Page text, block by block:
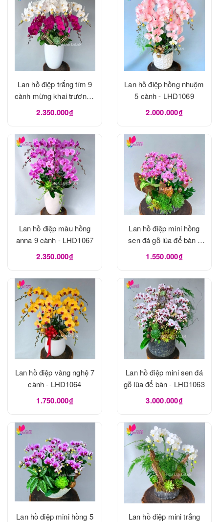
Lan hồ điệp trắng tím 9
cành mừng khai trương -
LHD1070
2.350.000₫
Lan hồ điệp hồng nhuộm
5 cành - LHD1069
2.000.000₫
Lan hồ điệp màu hồng
anna 9 cành - LHD1067
2.350.000₫
Lan hồ điệp mini hồng
sen đá gỗ lũa để bàn -
LHD1065
1.550.000₫
Lan hồ điệp vàng nghệ 7
cành - LHD1064
1.750.000₫
Lan hồ điệp mini sen đá
gỗ lũa để bàn - LHD1063
3.000.000₫
Lan hồ điệp mini hồng 5
Lan hồ điệp mini trắng